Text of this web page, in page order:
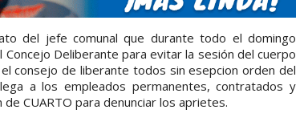
del jefe comunal que durante todo el domingo
Deliberante para evitar la sesión del cuerpo
consejo de liberante todos sin esepcion orden del
a los empleados permanentes, contratados y
CUARTO para denunciar los aprietes.